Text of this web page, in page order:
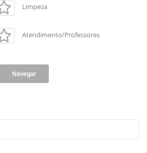
Limpeza
Atendimento/Professores
Navegar